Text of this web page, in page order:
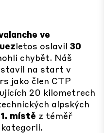
ve
letos oslavil 30
chybět. Náš
na start v
jako člen CTP
20 kilometrech
alpských
místě z téměř